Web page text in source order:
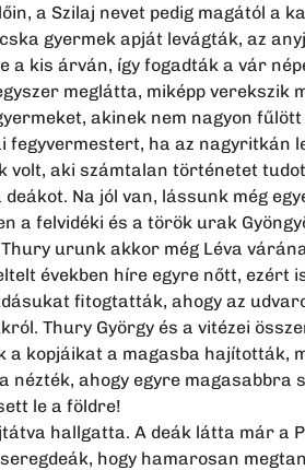
a Szilaj nevet pedig magától a
gyermek apját levágták, az
a kis árván, így fogadták a vár
meglátta, miképp verekszik
akinek nem nagyon
ha az nagyritkán
volt, aki számtalan történetet
Na jól van, lássunk még
a felvidéki és a török urak
urunk akkor még Léva
években híre egyre nőtt, ezért
fitogtatták, ahogy az
Thury György és a vitézei
kopjáikat a magasba hajították,
ahogy egyre magasabbra
le a földre!
hallgatta. A deák látta már a
hogy hamarosan